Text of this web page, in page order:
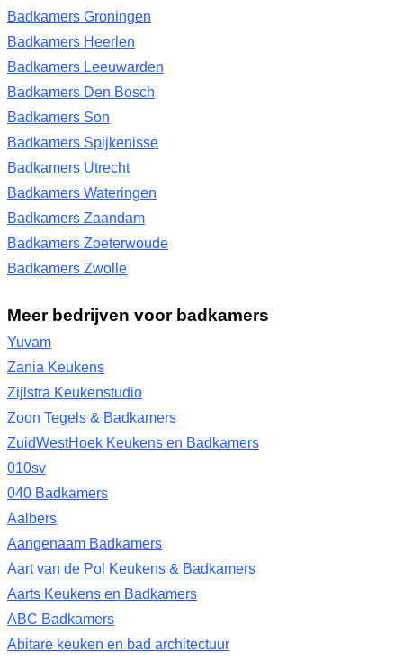
Badkamers Groningen
Badkamers Heerlen
Badkamers Leeuwarden
Badkamers Den Bosch
Badkamers Son
Badkamers Spijkenisse
Badkamers Utrecht
Badkamers Wateringen
Badkamers Zaandam
Badkamers Zoeterwoude
Badkamers Zwolle
Meer bedrijven voor badkamers
Yuvam
Zania Keukens
Zijlstra Keukenstudio
Zoon Tegels & Badkamers
ZuidWestHoek Keukens en Badkamers
010sv
040 Badkamers
Aalbers
Aangenaam Badkamers
Aart van de Pol Keukens & Badkamers
Aarts Keukens en Badkamers
ABC Badkamers
Abitare keuken en bad architectuur